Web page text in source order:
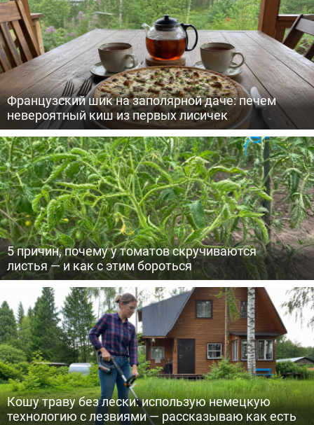
Французский шик на заполярной даче: печем
невероятный киш из первых лисичек
5 причин, почему у томатов скручиваются
листья — и как с этим бороться
Кошу траву без лески: использую немецкую
технологию с лезвиями — рассказываю как есть